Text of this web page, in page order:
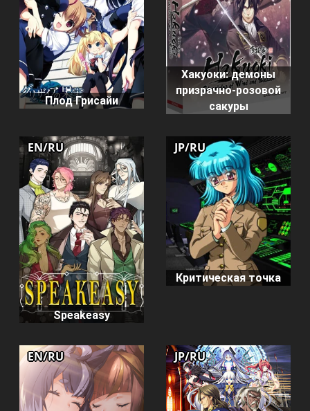
Плод Грисайи
Хакуоки: демоны
призрачно-розовой
сакуры
Speakeasy
EN/RU
Критическая точка
JP/RU
EN/RU JP/RU